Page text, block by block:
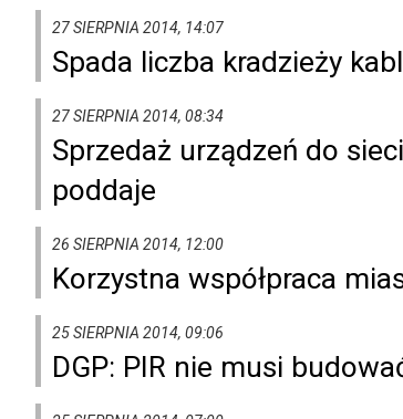
27 SIERPNIA 2014, 14:07
Spada liczba kradzieży
27 SIERPNIA 2014, 08:34
Sprzedaż urządzeń do
poddaje
26 SIERPNIA 2014, 12:00
Korzystna współpraca
25 SIERPNIA 2014, 09:06
DGP: PIR nie musi